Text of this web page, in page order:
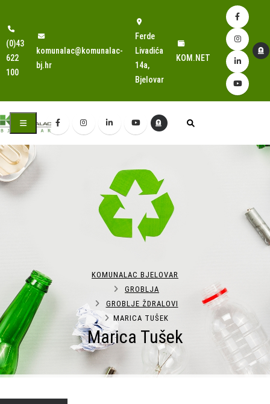
(0)43
622
100
komunalac@komunalac-
bj.hr
Ferde
Livadića
14a,
Bjelovar
KOM.NET
Marica Tušek
KOMUNALAC BJELOVAR
GROBLJA
GROBLJE ŽDRALOVI
MARICA TUŠEK